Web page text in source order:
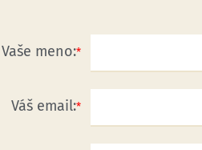
Vaše meno:
Váš email: